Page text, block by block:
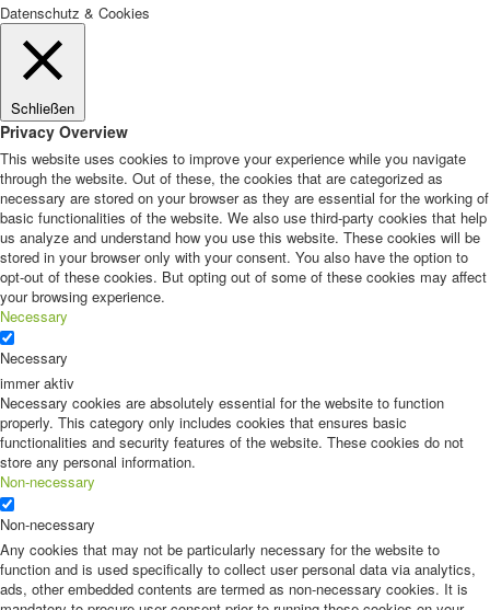
Datenschutz & Cookies
Schließen
Privacy Overview
This website uses cookies to improve your experience while you navigate
through the website. Out of these, the cookies that are categorized as
necessary are stored on your browser as they are essential for the working of
basic functionalities of the website. We also use third-party cookies that help
us analyze and understand how you use this website. These cookies will be
stored in your browser only with your consent. You also have the option to
opt-out of these cookies. But opting out of some of these cookies may affect
your browsing experience.
Necessary
Necessary
immer aktiv
Necessary cookies are absolutely essential for the website to function
properly. This category only includes cookies that ensures basic
functionalities and security features of the website. These cookies do not
store any personal information.
Non-necessary
Non-necessary
Any cookies that may not be particularly necessary for the website to
function and is used specifically to collect user personal data via analytics,
ads, other embedded contents are termed as non-necessary cookies. It is